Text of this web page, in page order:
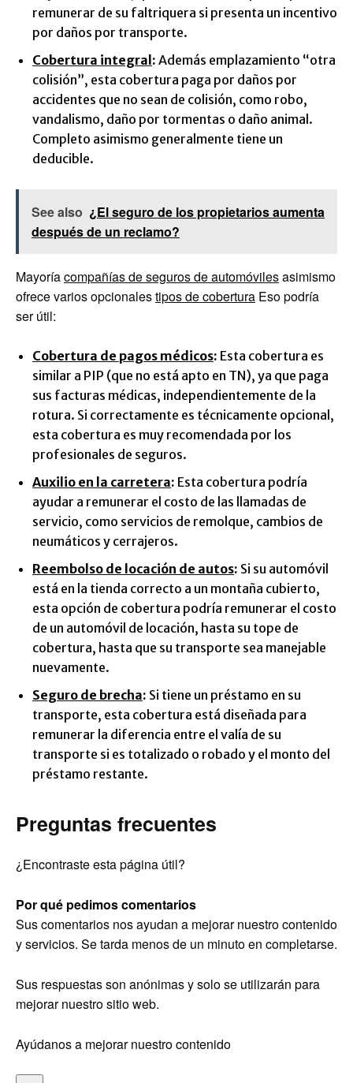
remunerar de su faltriquera si presenta un incentivo
por daños por transporte.
Cobertura integral : Además emplazamiento “otra
colisión”, esta cobertura paga por daños por
accidentes que no sean de colisión, como robo,
vandalismo, daño por tormentas o daño animal.
Completo asimismo generalmente tiene un
deducible.
See also ¿El seguro de los propietarios aumenta
después de un reclamo?
Mayoríacompañías de seguros de automóvilesasimismo
ofrece varios opcionalestipos de cobertura Eso podría
ser útil:
Cobertura de pagos médicos: Esta cobertura es
similar a PIP (que no está apto en TN), ya que paga
sus facturas médicas, independientemente de la
rotura. Si correctamente es técnicamente opcional,
esta cobertura es muy recomendada por los
profesionales de seguros.
Auxilio en la carretera: Esta cobertura podría
ayudar a remunerar el costo de las llamadas de
servicio, como servicios de remolque, cambios de
neumáticos y cerrajeros.
Reembolso de locación de autos: Si su automóvil
está en la tienda correcto a un montaña cubierto,
esta opción de cobertura podría remunerar el costo
de un automóvil de locación, hasta su tope de
cobertura, hasta que su transporte sea manejable
nuevamente.
Seguro de brecha: Si tiene un préstamo en su
transporte, esta cobertura está diseñada para
remunerar la diferencia entre el valía de su
transporte si es totalizado o robado y el monto del
préstamo restante.
Preguntas frecuentes
¿Encontraste esta página útil?
Por qué pedimos comentarios
Sus comentarios nos ayudan a mejorar nuestro contenido
y servicios. Se tarda menos de un minuto en completarse.
Sus respuestas son anónimas y solo se utilizarán para
mejorar nuestro sitio web.
Ayúdanos a mejorar nuestro contenido